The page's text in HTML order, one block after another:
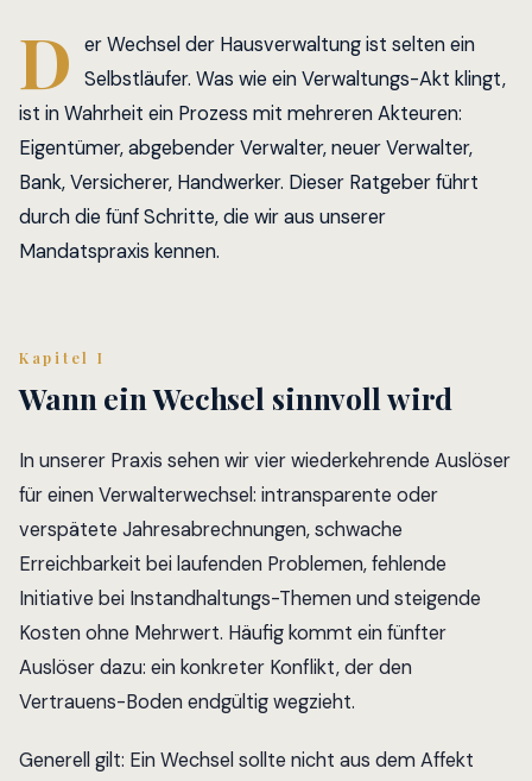
D
er Wechsel der Hausverwaltung ist selten ein
Selbstläufer. Was wie ein Verwaltungs-Akt klingt,
ist in Wahrheit ein Prozess mit mehreren Akteuren:
Eigentümer, abgebender Verwalter, neuer Verwalter,
Bank, Versicherer, Handwerker. Dieser Ratgeber führt
durch die fünf Schritte, die wir aus unserer
Mandatspraxis kennen.
Kapitel I
Wann ein Wechsel sinnvoll wird
In unserer Praxis sehen wir vier wiederkehrende Auslöser
für einen Verwalterwechsel: intransparente oder
verspätete Jahresabrechnungen, schwache
Erreichbarkeit bei laufenden Problemen, fehlende
Initiative bei Instandhaltungs-Themen und steigende
Kosten ohne Mehrwert. Häufig kommt ein fünfter
Auslöser dazu: ein konkreter Konflikt, der den
Vertrauens-Boden endgültig wegzieht.
Generell gilt: Ein Wechsel sollte nicht aus dem Affekt